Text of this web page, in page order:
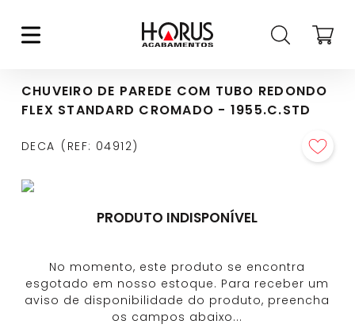
CHUVEIRO DE PAREDE COM TUBO REDONDO
FLEX STANDARD CROMADO - 1955.C.STD
DECA REF: 04912
PRODUTO INDISPONÍVEL